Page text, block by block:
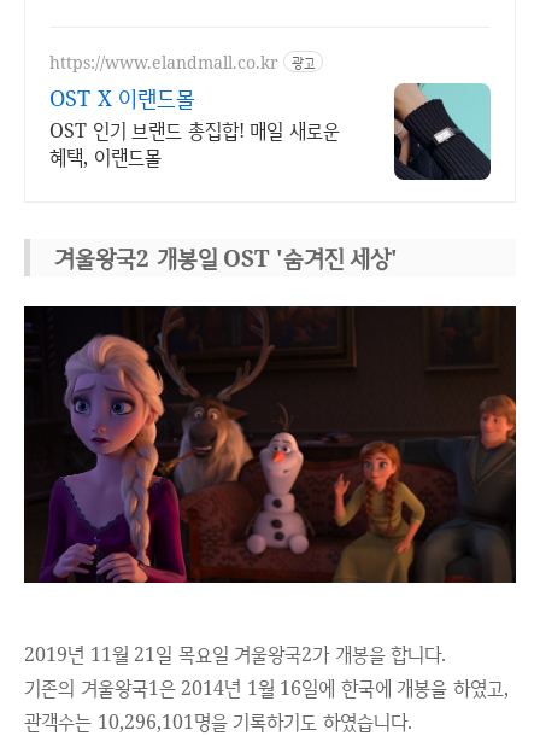
https://www.elandmall.co.kr 광고
OST X 이랜드몰
OST 인기 브랜드 총집합! 매일 새로운
혜택, 이랜드몰
겨울왕국2 개봉일 OST '숨겨진 세상'
2019년 11월 21일 목요일 겨울왕국2가 개봉을 합니다.
기존의 겨울왕국1은 2014년 1월 16일에 한국에 개봉을 하였고,
관객수는 10,296,101명을 기록하기도 하였습니다.